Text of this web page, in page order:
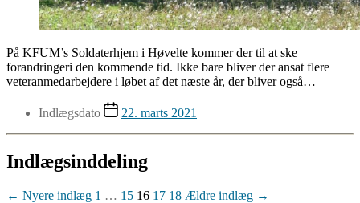
På KFUM’s Soldaterhjem i Høvelte kommer der til at ske
forandringeri den kommende tid. Ikke bare bliver der ansat flere
veteranmedarbejdere i løbet af det næste år, der bliver også…
Indlægsdato 22. marts 2021
Indlægsinddeling
← Nyere indlæg 1 … 15 16 17 18 Ældre indlæg →